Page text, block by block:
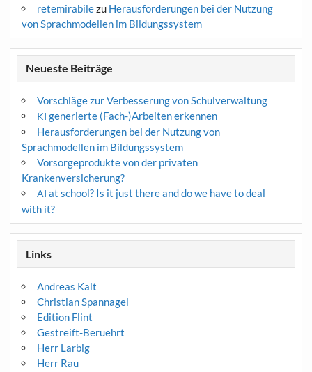
retemirabilezu Herausforderungen bei der Nutzung
von Sprachmodellen im Bildungssystem
Neueste Beiträge
Vorschläge zur Verbesserung von Schulverwaltung
KI generierte (Fach-)Arbeiten erkennen
Herausforderungen bei der Nutzung von
Sprachmodellen im Bildungssystem
Vorsorgeprodukte von der privaten
Krankenversicherung?
AI at school? Is it just there and do we have to deal
with it?
Links
Andreas Kalt
Christian Spannagel
Edition Flint
Gestreift-Beruehrt
Herr Larbig
Herr Rau